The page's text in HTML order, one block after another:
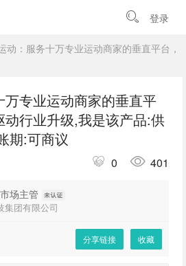
登录
动：服务十万专业运动商家的垂直平台，
专业运动商家的垂直平
动行业升级,我是该产品:供
期:可商议
0 401
市场主管
集团有限公司
分享链接 收藏